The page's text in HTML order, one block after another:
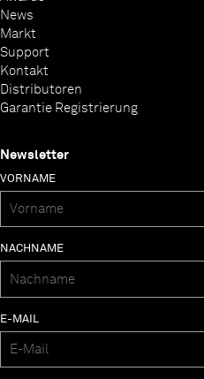
News
Markt
Support
Kontakt
Distributoren
Garantie Registrierung
Newsletter
VORNAME
NACHNAME
E-MAIL